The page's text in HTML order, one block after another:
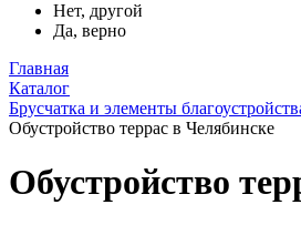
Нет, другой
Да, верно
Главная
Каталог
Брусчатка и элементы
Обустройство террас в Челябинске
Обустройство